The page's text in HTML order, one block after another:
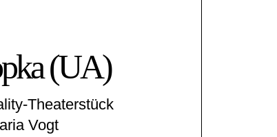
(UA)
Theaterstück
Vogt